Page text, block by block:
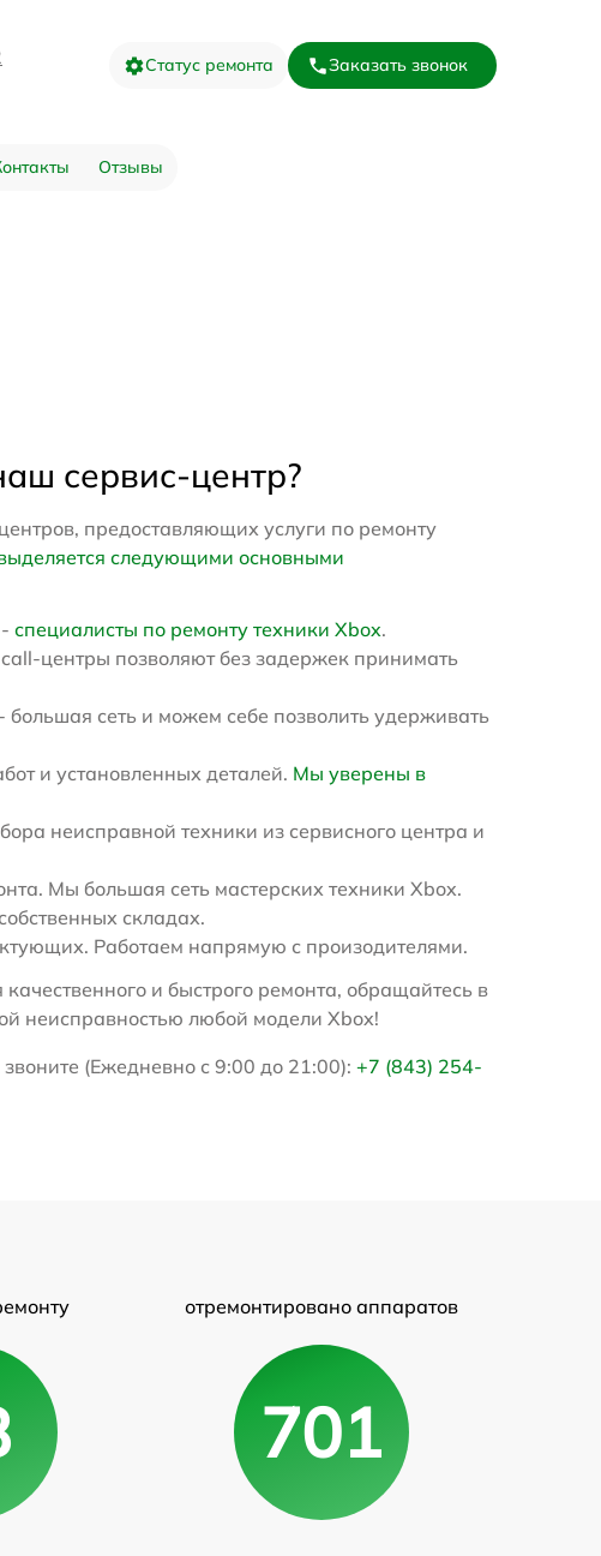
Статус ремонта Заказать звонок
Отзывы
сервис-центр?
предоставляющих услуги по ремонту
следующими основными
специалисты по ремонту техники Xbox.
центры позволяют без задержек принимать
сеть и можем себе позволить удерживать
и установленных деталей. Мы уверены в
неисправной техники из сервисного центра и
Мы большая сеть мастерских техники Xbox.
складах.
Работаем напрямую с произодителями.
и быстрого ремонта, обращайтесь в
неисправностью любой модели Xbox!
(Ежедневно с 9:00 до 21:00): +7 (843) 254-
отремонтировано аппаратов
701